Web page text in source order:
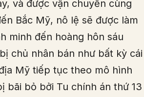
và được vận chuyển cùng
Bắc Mỹ, nô lệ sẽ được làm
minh đến hoàng hôn sáu
chủ nhân bán như bất kỳ cái
Mỹ tiếp tục theo mô hình
bãi bỏ bởi Tu chính án thứ 13